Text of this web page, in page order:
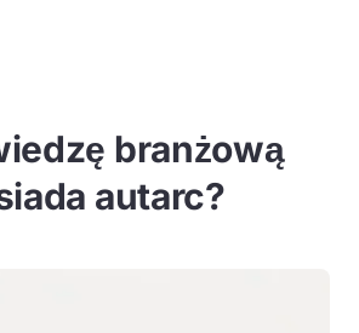
branżową
autarc?